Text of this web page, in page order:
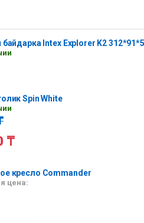
байдарка Intex Explorer K2
Spin White
₸
кресло Commander
цена: